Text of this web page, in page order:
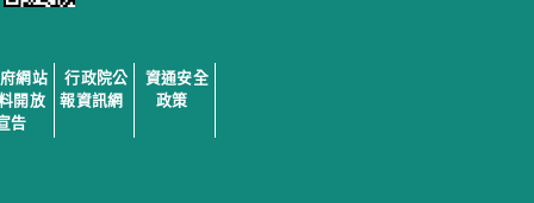
網站
開放
告
行政院公
報資訊網
資通安全
政策